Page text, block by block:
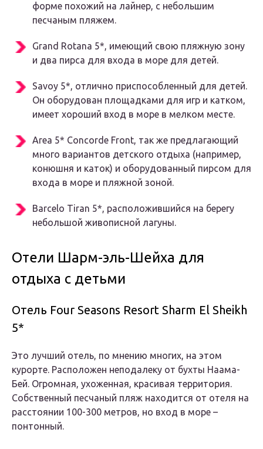
форме похожий на лайнер, с небольшим
песчаным пляжем.
Grand Rotana 5*, имеющий свою пляжную зону
и два пирса для входа в море для детей.
Savoy 5*, отлично приспособленный для детей.
Он оборудован площадками для игр и катком,
имеет хороший вход в море в мелком месте.
Area 5* Concorde Front, так же предлагающий
много вариантов детского отдыха (например,
конюшня и каток) и оборудованный пирсом для
входа в море и пляжной зоной.
Barcelo Tiran 5*, расположившийся на берегу
небольшой живописной лагуны.
Отели Шарм-эль-Шейха для
отдыха с детьми
Отель Four Seasons Resort Sharm El Sheikh
5*
Это лучший отель, по мнению многих, на этом
курорте. Расположен неподалеку от бухты Наама-
Бей. Огромная, ухоженная, красивая территория.
Собственный песчаный пляж находится от отеля на
расстоянии 100-300 метров, но вход в море –
понтонный.